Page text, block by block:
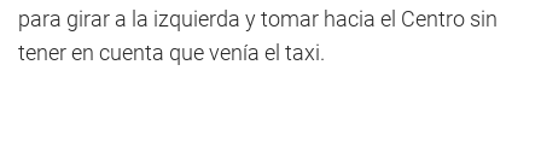
para girar a la izquierda y tomar hacia el Centro sin
tener en cuenta que venía el taxi.